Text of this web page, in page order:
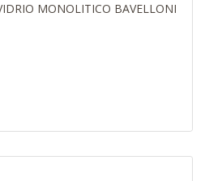
MONOLITICO BAVELLONI